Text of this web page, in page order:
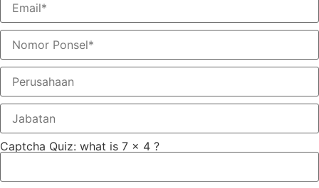
Captcha Quiz: what is 7 x 4 ?